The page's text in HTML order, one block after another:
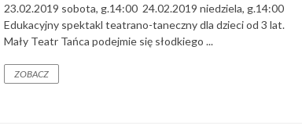
23.02.2019 sobota, g.14:00 24.02.2019 niedziela, g.14:00
Edukacyjny spektakl teatrano-taneczny dla dzieci od 3 lat.
Mały Teatr Tańca podejmie się słodkiego ...
ZOBACZ